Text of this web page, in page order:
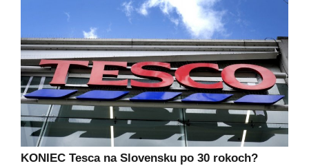
KONIEC Tesca na Slovensku po 30 rokoch?